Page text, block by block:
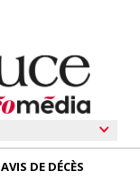
AVIS DE DÉCÈS